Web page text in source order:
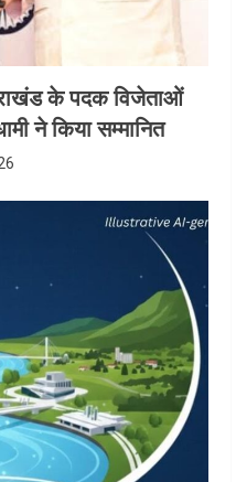
के पदक विजेताओं
ने किया सम्मानित